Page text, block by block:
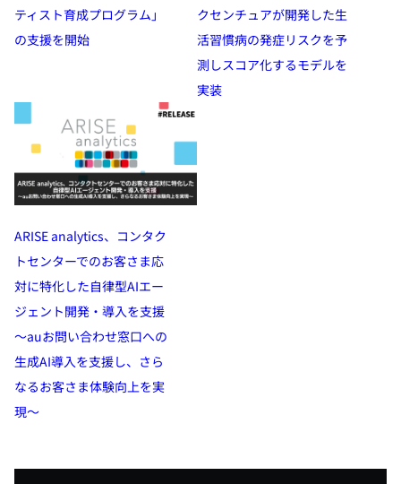
ティスト育成プログラム」
の支援を開始
クセンチュアが開発した生
活習慣病の発症リスクを予
測しスコア化するモデルを
実装
ARISE analytics、コンタク
トセンターでのお客さま応
対に特化した自律型AIエー
ジェント開発・導入を支援
～auお問い合わせ窓口への
生成AI導入を支援し、さら
なるお客さま体験向上を実
現～